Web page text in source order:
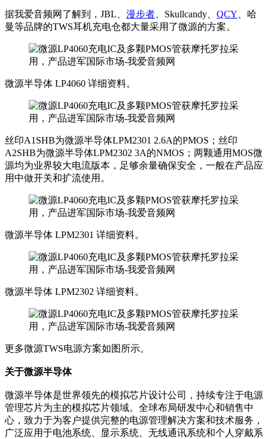
据我爱音频网了解到，JBL、 漫步者 、Skullcandy、 QCY 、哈
曼等品牌的TWS耳机充电仓都大量采用了微源的方案。
微源半导体 LP4060 详细资料。
丝印A1SHB为微源半导体LPM2301 2.6A的PMOS；丝印
A2SHB为微源半导体LPM2302 3A的NMOS；两颗通用MOS微
源均为业界较大电流版本，足够余量确保安全，一般在产品应
用中做开关和扩流使用。
微源半导体 LPM2301 详细资料。
微源半导体 LPM2302 详细资料。
更多微源TWS电源方案如图所示。
关于微源半导体
微源半导体是世界领先的模拟芯片设计公司，持续专注于电源
管理芯片为主的模拟芯片领域。全球布局研发中心和销售中
心，致力于为客户提供完整的电源管理解决方案和技术服务，
广泛应用于电池系统、显示系统、无线通讯系统和个人穿戴系